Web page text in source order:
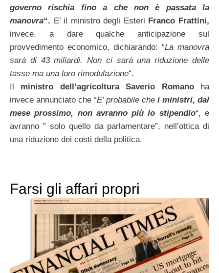
governo rischia fino a che non è passata la
manovra“. E’ il ministro degli Esteri Franco Frattini,
invece, a dare qualche anticipazione sul
provvedimento economico, dichiarando: “La manovra
sarà di 43 miliardi. Non ci sarà una riduzione delle
tasse ma una loro rimodulazione“.
Il ministro dell’agricoltura Saverio Romanoha
invece annunciato che “E’ probabile che i ministri, dal
mese prossimo, non avranno più lo stipendio“, e
avranno ” solo quello da parlamentare”, nell’ottica di
una riduzione dei costi della politica.
Farsi gli affari propri